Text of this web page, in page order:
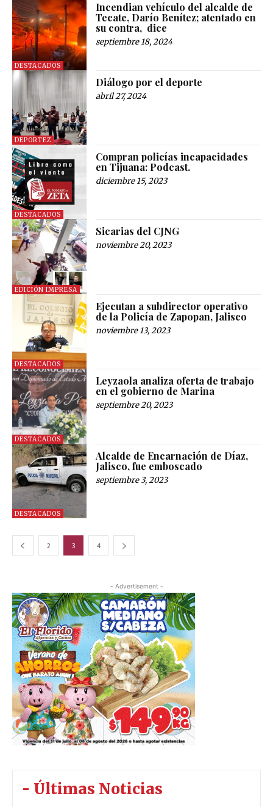
DESTACADOS
Incendian vehículo del alcalde de
Tecate, Darío Benítez; atentado en
su contra, dice
septiembre 18, 2024
DEPORTEZ
Diálogo por el deporte
abril 27, 2024
DESTACADOS
Compran policías incapacidades
en Tijuana: Podcast.
diciembre 15, 2023
EDICIÓN IMPRESA
Sicarias del CJNG
noviembre 20, 2023
DESTACADOS
Ejecutan a subdirector operativo
de la Policía de Zapopan, Jalisco
noviembre 13, 2023
DESTACADOS
Leyzaola analiza oferta de trabajo
en el gobierno de Marina
septiembre 20, 2023
DESTACADOS
Alcalde de Encarnación de Díaz,
Jalisco, fue emboscado
septiembre 3, 2023
2 3 4
- Advertisement -
- Últimas Noticias